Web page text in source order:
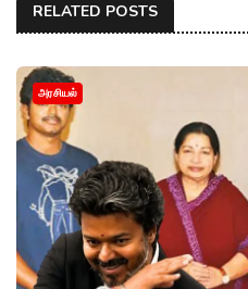
RELATED POSTS
அரசியல்